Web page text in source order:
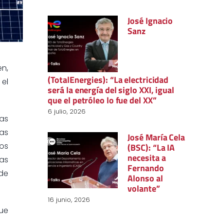
José Ignacio
Sanz
(TotalEnergies): “La electricidad
será la energía del siglo XXI, igual
que el petróleo lo fue del XX”
6 julio, 2026
José María Cela
(BSC): “La IA
necesita a
Fernando
Alonso al
volante”
16 junio, 2026